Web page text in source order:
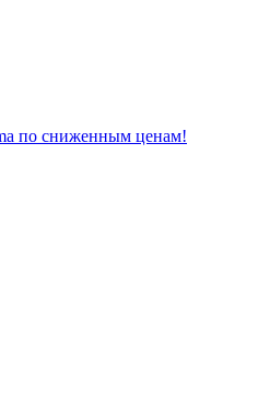
по сниженным ценам!